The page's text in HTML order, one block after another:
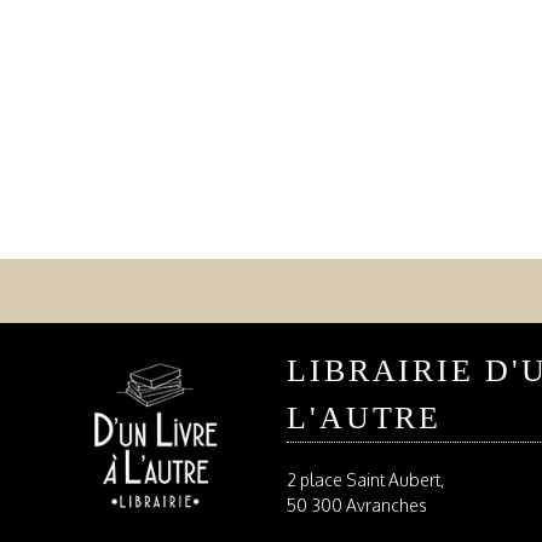
LIBRAIRIE
L'AUTRE
2 place Saint Aubert,
50 300 Avranches